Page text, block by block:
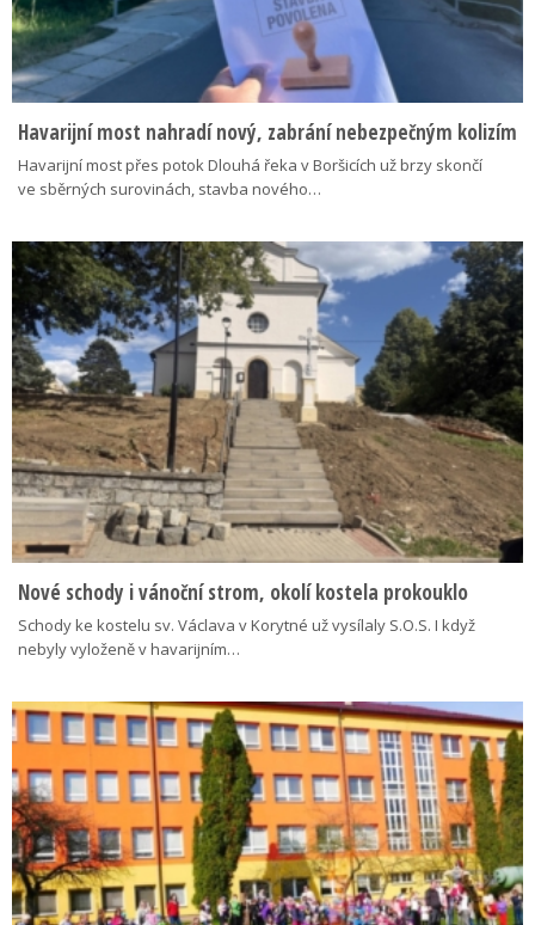
Havarijní most nahradí nový, zabrání nebezpečným kolizím
Havarijní most přes potok Dlouhá řeka v Boršicích už brzy skončí
ve sběrných surovinách, stavba nového…
Nové schody i vánoční strom, okolí kostela prokouklo
Schody ke kostelu sv. Václava v Korytné už vysílaly S.O.S. I když
nebyly vyloženě v havarijním…